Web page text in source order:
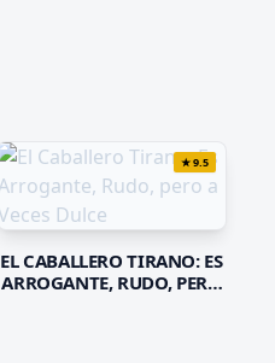
★9.5
EL CABALLERO TIRANO: ES
ARROGANTE, RUDO, PERO